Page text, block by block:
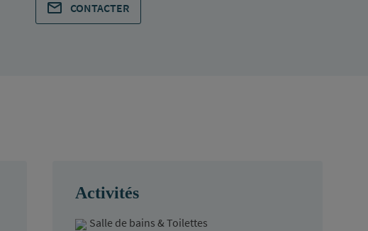
CONTACTER
Activités
Salle de bains & Toilettes